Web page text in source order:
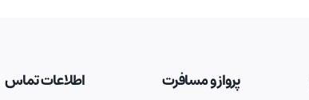
پرواز و مسافرت اطلاعات تماس